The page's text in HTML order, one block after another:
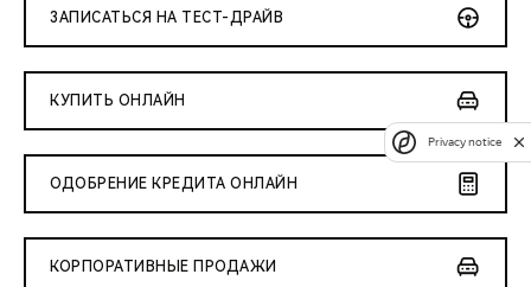
ЗАПИСАТЬСЯ НА ТЕСТ-ДРАЙВ
КУПИТЬ ОНЛАЙН
ОДОБРЕНИЕ КРЕДИТА ОНЛАЙН
КОРПОРАТИВНЫЕ ПРОДАЖИ
Privacy notice